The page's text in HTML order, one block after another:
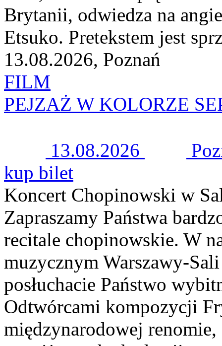
Brytanii, odwiedza na
Etsuko. Pretekstem jest
13.08.2026, Poznań
FILM
PEJZAŻ W KOLORZE
13.08.2026
kup bilet
Koncert Chopinowski w
Zapraszamy Państwa
recitale chopinowskie. W
muzycznym Warszawy-
posłuchacie Państwo
Odtwórcami kompozycji
międzynarodowej